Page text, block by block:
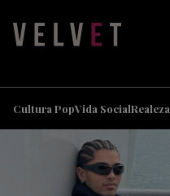
Cultura PopVida SocialRealeza